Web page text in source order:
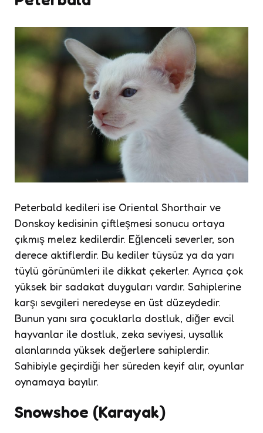
Peterbald kedileri ise Oriental Shorthair ve
Donskoy kedisinin çiftleşmesi sonucu ortaya
çıkmış melez kedilerdir. Eğlenceli severler, son
derece aktiflerdir. Bu kediler tüysüz ya da yarı
tüylü görünümleri ile dikkat çekerler. Ayrıca çok
yüksek bir sadakat duyguları vardır. Sahiplerine
karşı sevgileri neredeyse en üst düzeydedir.
Bunun yanı sıra çocuklarla dostluk, diğer evcil
hayvanlar ile dostluk, zeka seviyesi, uysallık
alanlarında yüksek değerlere sahiplerdir.
Sahibiyle geçirdiği her süreden keyif alır, oyunlar
oynamaya bayılır.
Snowshoe (Karayak)